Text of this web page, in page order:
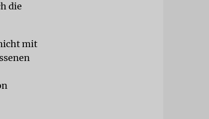
die
mit